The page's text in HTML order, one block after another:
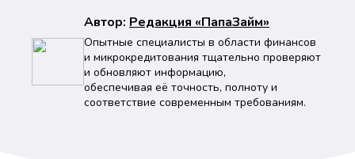
Автор: Peдaкция «ПапаЗайм»
Опытные специалисты в области финансов
и микрокредитования тщательно проверяют
и обновляют информацию,
обеспечивая её точность, полноту и
соответствие современным требованиям.